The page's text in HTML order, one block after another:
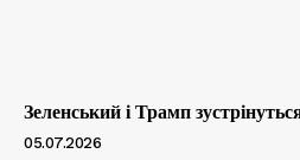
Зеленський і Трамп
05.07.2026